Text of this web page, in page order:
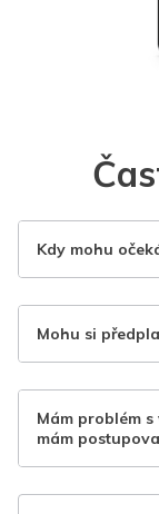
Kdy mohu
Mohu si
Mám problém
mám